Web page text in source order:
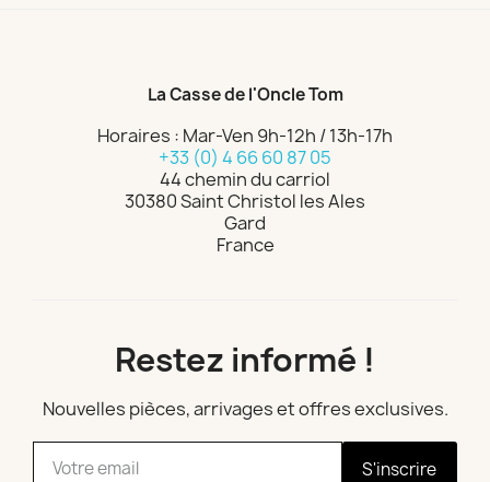
La Casse de l'Oncle Tom
Horaires : Mar-Ven 9h-12h / 13h-17h
+33 (0) 4 66 60 87 05
44 chemin du carriol
30380 Saint Christol les Ales
Gard
France
Restez informé !
Nouvelles pièces, arrivages et offres exclusives.
S'inscrire